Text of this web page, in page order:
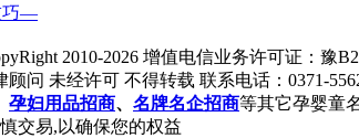
巧—
2010-2026 增值电信业务许可证：豫
顾问 未经许可 不得转载 联系电话：0371-
孕妇用品招商、 名牌名企招商等其它孕婴童
交易,以确保您的权益